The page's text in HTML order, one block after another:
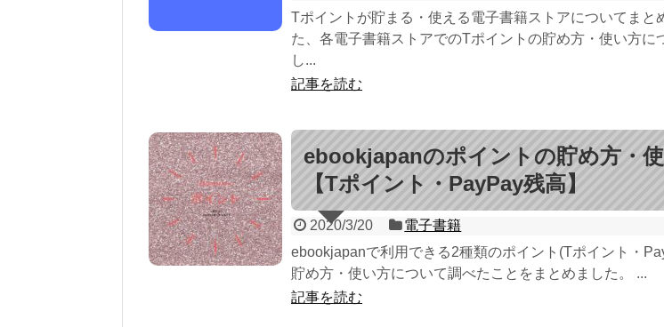
Tポイントが貯まる・使える電子書籍ストアについてまと
た、各電子書籍ストアでのTポイントの貯め方・使い方に
し...
記事を読む
ebookjapanのポイントの貯め方・使
【Tポイント・PayPay残高】
2020/3/20
電子書籍
ebookjapanで利用できる2種類のポイント(Tポイント・
貯め方・使い方について調べたことをまとめました。 ...
記事を読む